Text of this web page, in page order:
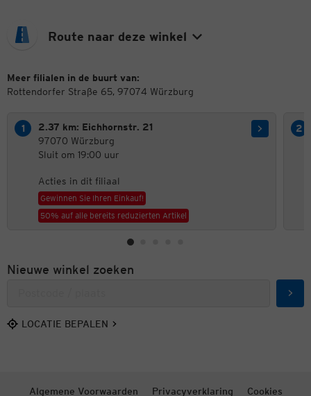
Route naar deze winkel
Meer filialen in de buurt van:
Rottendorfer Straße 65, 97074 Würzburg
2.37 km: Eichhornstr. 21
97070 Würzburg
Sluit om 19:00 uur
Acties in dit filiaal
Gewinnen Sie Ihren Einkauf!
50% auf alle bereits reduzierten Artikel
Nieuwe winkel zoeken
LOCATIE BEPALEN
Algemene Voorwaarden Privacyverklaring Cookies